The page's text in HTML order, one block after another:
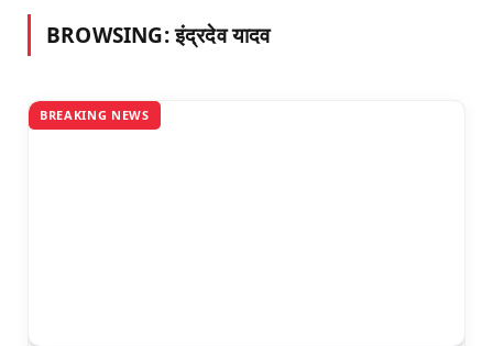
BROWSING:इंद्रदेव यादव
BREAKING NEWS